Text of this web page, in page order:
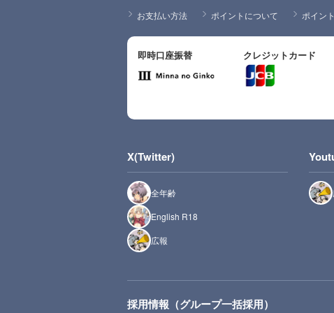
お支払い方法 ポイントについて ポイン
即時口座振替 クレジットカード
X(Twitter)
全年齢
English R18
広報
採用情報（グループ一括採用）